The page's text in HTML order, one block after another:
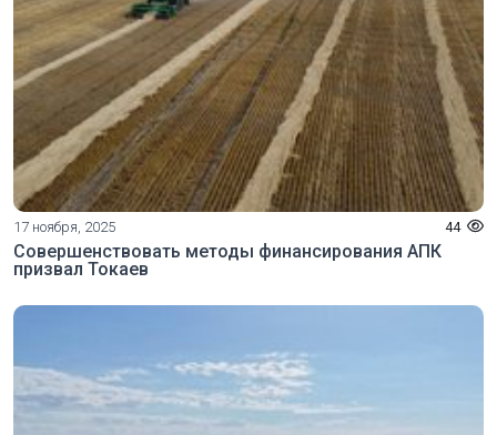
17 ноября, 2025 44
Совершенствовать методы финансирования АПК
призвал Токаев